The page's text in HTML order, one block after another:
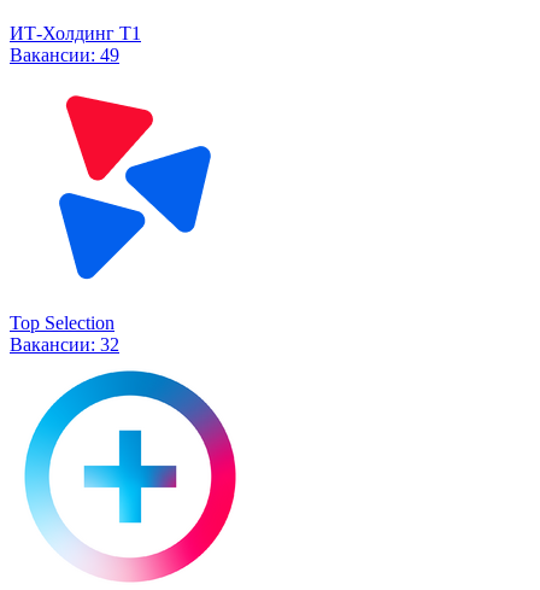
ИТ-Холдинг Т1
Вакансии: 49
Top Selection
Вакансии: 32